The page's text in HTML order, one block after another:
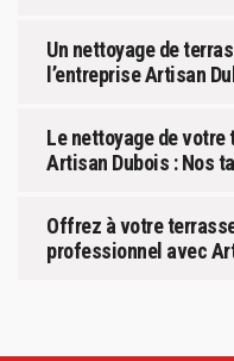
Un nettoyage de
l’entreprise Artisan
Le nettoyage de
Artisan Dubois : Nos
Offrez à votre
professionnel avec